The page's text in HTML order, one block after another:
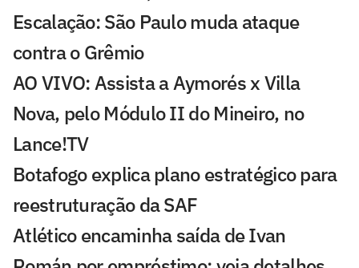
Escalação: São Paulo muda ataque
contra o Grêmio
AO VIVO: Assista a Aymorés x Villa
Nova, pelo Módulo II do Mineiro, no
Lance!TV
Botafogo explica plano estratégico para
reestruturação da SAF
Atlético encaminha saída de Ivan